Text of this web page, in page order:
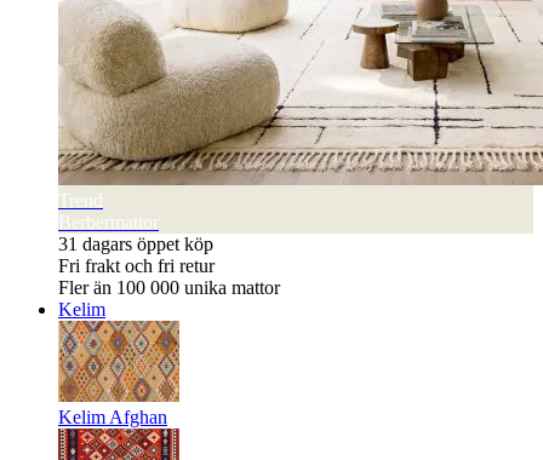
Trend
Berbermattor
31 dagars öppet köp
Fri frakt och fri retur
Fler än 100 000 unika mattor
Kelim
Kelim Afghan